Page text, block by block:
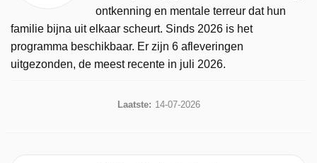
ontkenning en mentale terreur dat hun
familie bijna uit elkaar scheurt. Sinds 2026 is het
programma beschikbaar. Er zijn 6 afleveringen
uitgezonden, de meest recente in juli 2026.
Laatste: 14-07-2026